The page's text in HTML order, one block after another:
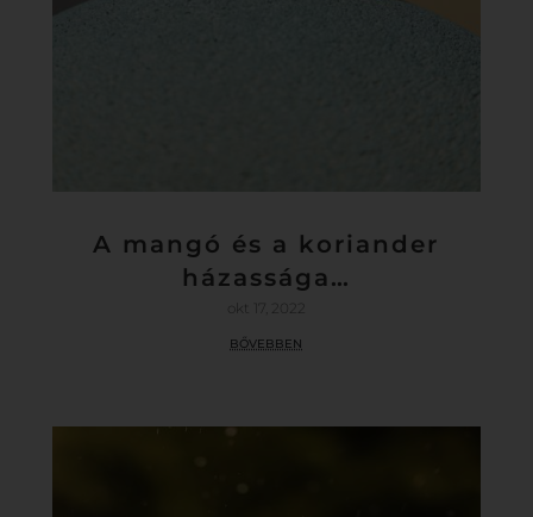
A mangó és a koriander
házassága…
okt 17, 2022
bővebben